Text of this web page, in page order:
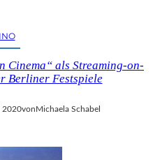
Cinema“ als Streaming-on-
Berliner Festspiele
2020von Michaela Schabel